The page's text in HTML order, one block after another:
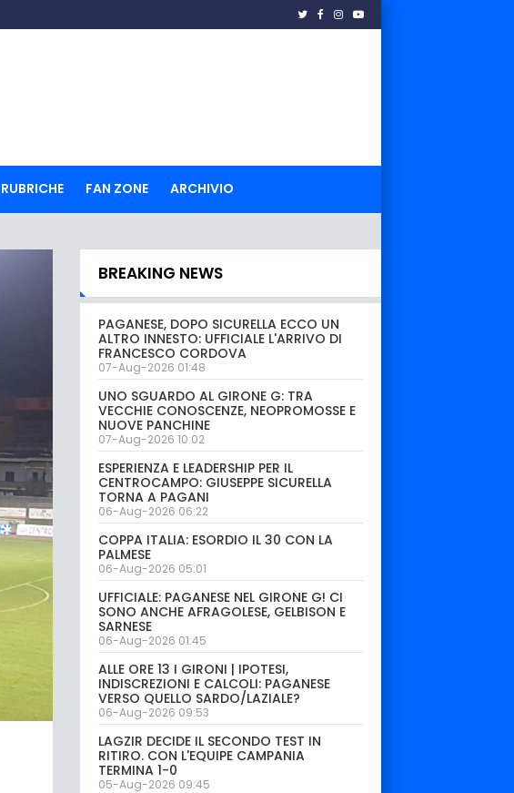
RUBRICHE FAN ZONE ARCHIVIO
BREAKING NEWS
PAGANESE, DOPO SICURELLA ECCO UN
ALTRO INNESTO: UFFICIALE L'ARRIVO DI
FRANCESCO CORDOVA
07-Aug-2026 01:48
UNO SGUARDO AL GIRONE G: TRA
VECCHIE CONOSCENZE, NEOPROMOSSE E
NUOVE PANCHINE
07-Aug-2026 10:02
ESPERIENZA E LEADERSHIP PER IL
CENTROCAMPO: GIUSEPPE SICURELLA
TORNA A PAGANI
06-Aug-2026 06:22
COPPA ITALIA: ESORDIO IL 30 CON LA
PALMESE
06-Aug-2026 05:01
UFFICIALE: PAGANESE NEL GIRONE G! CI
SONO ANCHE AFRAGOLESE, GELBISON E
SARNESE
06-Aug-2026 01:45
ALLE ORE 13 I GIRONI | IPOTESI,
INDISCREZIONI E CALCOLI: PAGANESE
VERSO QUELLO SARDO/LAZIALE?
06-Aug-2026 09:53
LAGZIR DECIDE IL SECONDO TEST IN
RITIRO. CON L'EQUIPE CAMPANIA
TERMINA 1-0
05-Aug-2026 09:45